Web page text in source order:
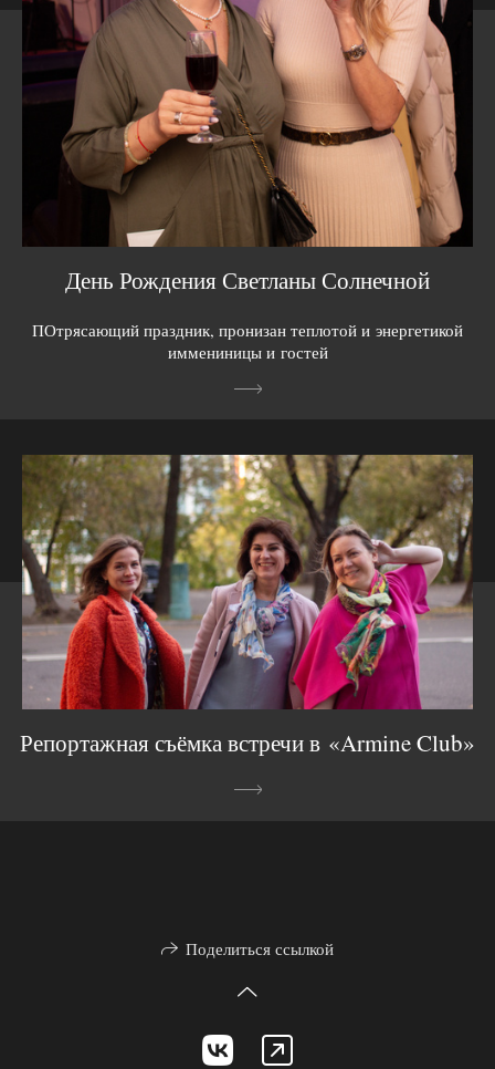
День Рождения Светланы Солнечной
ПОтрясающий праздник, пронизан теплотой и энергетикой
иммениницы и гостей
Репортажная съёмка встречи в «Armine Club»
Поделиться ссылкой